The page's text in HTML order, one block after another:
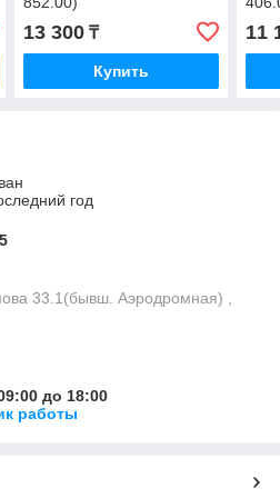
13 300₸
Купить
11
год
33.1(бывш. Аэродромная) ,
до 18:00
работы